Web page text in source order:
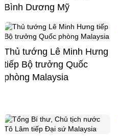
Bình Dương Mỹ
Thủ tướng Lê Minh Hưng
tiếp Bộ trưởng Quốc
phòng Malaysia